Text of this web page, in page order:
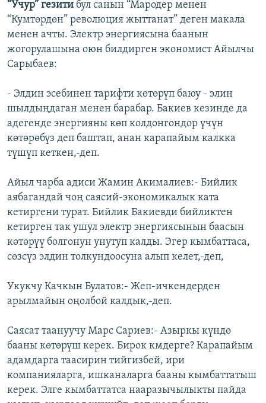
“Учур” гезити бул санын “Мародер менен
“Кумтөрдөн” революция жыттанат” деген макала
менен ачты. Электр энергиясына баанын
жогорулашына оюн билдирген экономист Айылчы
Сарыбаев:
- Элдин эсебинен тарифти көтөрүп баюу - элин
шылдыңдаган менен барабар. Бакиев кезинде да
адегенде энергияны көп колдонгондор үчүн
көтөрөбүз деп баштап, анан карапайым калкка
түшүп кеткен,-деп.
Айыл чарба адиси Жамин Акималиев:- Бийлик
аябагандай чоң саясий-экономикалык ката
кетиргени турат. Бийлик Бакиевди бийликтен
кетирген так ушул электр энергиясынын баасын
көтөрүү болгонун унутуп калды. Эгер кымбаттаса,
сөзсүз элдин толкундоосуна алып келет,-деп,
Укукчу Качкын Булатов:- Жеп-ичкендерден
арылмайын оңолбой калдык,-деп.
Саясат таануучу Марс Сариев:- Азыркы күндө
бааны көтөрүш керек. Бирок кмдерге? Карапайым
адамдарга таасирин тийгизбей, ири
компанияларга, ишканаларга бааны кымбаттатыш
керек. Элге кымбаттатса нааразычылыкты пайда